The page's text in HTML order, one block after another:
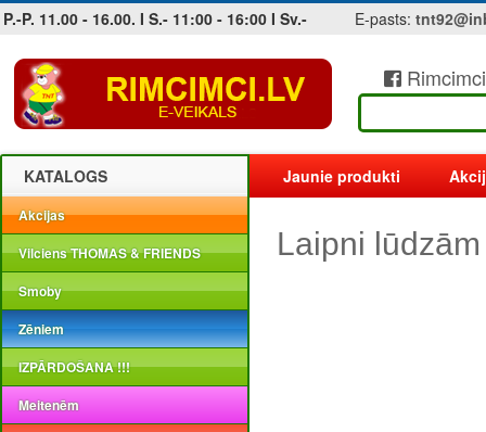
P.-P. 11.00 - 16.00. I S.- 11:00 - 16:00 I Sv.- E-pasts:
Jobs at sea and maritime vacancies
KATALOGS
Akcijas
Vilciens THOMAS & FRIENDS
Smoby
Zēniem
IZPĀRDOŠANA !!!
Meitenēm
Jaunie produkti
Laipni